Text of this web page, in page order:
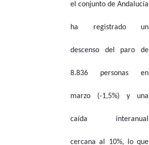
el conjunto de Andalucía
ha registrado un
descenso del paro de
8.836 personas en
marzo (-1,5%) y una
caída interanual
cercana al 10%, lo que